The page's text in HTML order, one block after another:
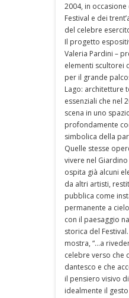
2004, in
Festival e dei
del celebre
Il progetto
Valeria Pardini –
elementi scultorei
per il grande
Lago: architetture
essenziali che nel
scena in uno
profondamente
simbolica della
Quelle stesse
vivere nel
ospita già alcuni
da altri artisti,
pubblica come
permanente a
con il paesaggio
storica del
mostra, “…a
celebre verso che
dantesco e che
il pensiero visivo
idealmente il